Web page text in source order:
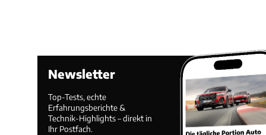
Newsletter
Top-Tests, echte
Erfahrungsberichte &
Technik-Highlights – direkt in
Ihr Postfach.